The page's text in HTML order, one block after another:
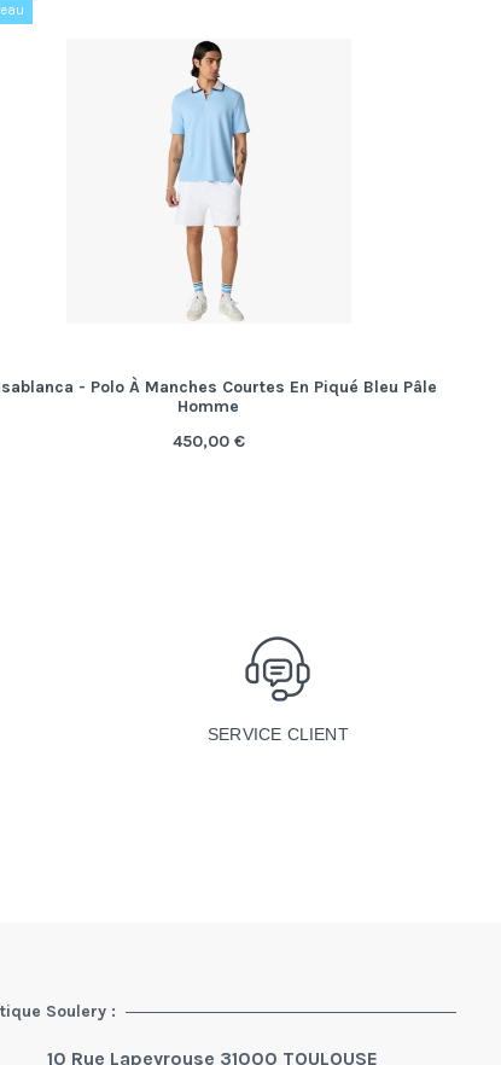
- Polo À Manches Courtes En Piqué Bleu Pâle
Homme
450,00 €
SERVICE CLIENT
Soulery :
10 Rue Lapeyrouse 31000 TOULOUSE